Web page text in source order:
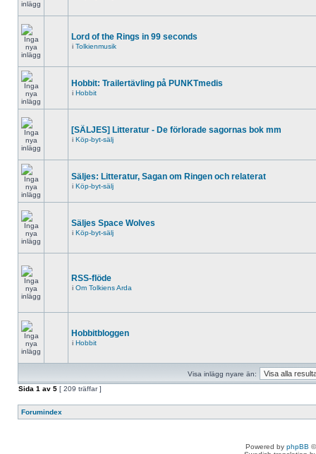
Lord of the Rings in 99 seconds
i Tolkienmusik
Hobbit: Trailertävling på PUNKTmedis
i Hobbit
[SÄLJES] Litteratur - De förlorade sagornas bok mm
i Köp-byt-sälj
Säljes: Litteratur, Sagan om Ringen och relaterat
i Köp-byt-sälj
Säljes Space Wolves
i Köp-byt-sälj
RSS-flöde
i Om Tolkiens Arda
Hobbitbloggen
i Hobbit
Visa inlägg nyare än:
Sida 1 av 5 [ 209 träffar ]
Forumindex
Powered by phpBB